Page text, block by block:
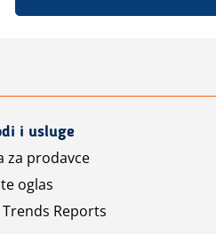
i usluge
za prodavce
oglas
Reports